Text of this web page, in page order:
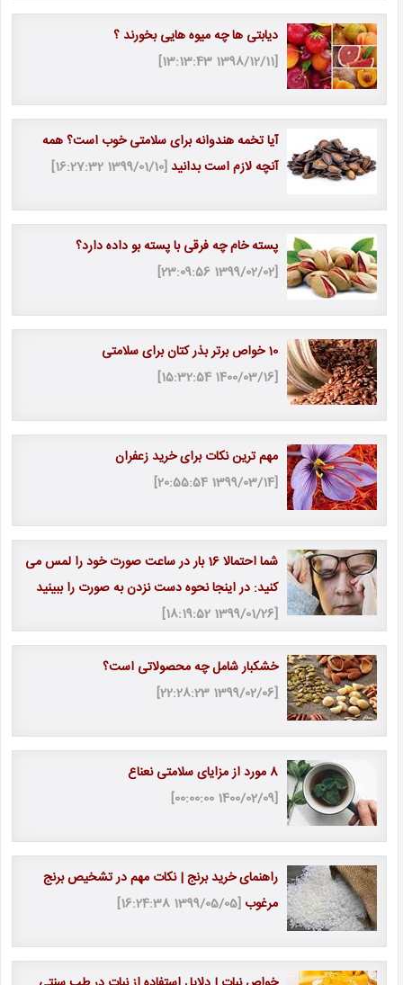
دیابتی ها چه میوه هایی بخورند ؟
[1398/12/11 13:13:43]
آیا تخمه هندوانه برای سلامتی خوب است؟ همه
آنچه لازم است بدانید[1399/01/10 16:27:32]
پسته خام چه فرقی با پسته بو داده دارد؟
[1399/02/02 23:09:56]
10 خواص برتر بذر کتان برای سلامتی
[1400/03/16 15:32:54]
مهم ترین نکات برای خرید زعفران
[1399/03/14 20:55:54]
شما احتمالا 16 بار در ساعت صورت خود را لمس می
کنید: در اینجا نحوه دست نزدن به صورت را ببینید
[1399/01/26 18:19:52]
خشکبار شامل چه محصولاتی است؟
[1399/02/06 22:28:23]
8 مورد از مزایای سلامتی نعناع
[1400/02/09 00:00:00]
راهنمای خرید برنج | نکات مهم در تشخیص برنج
مرغوب [1399/05/05 16:24:38]